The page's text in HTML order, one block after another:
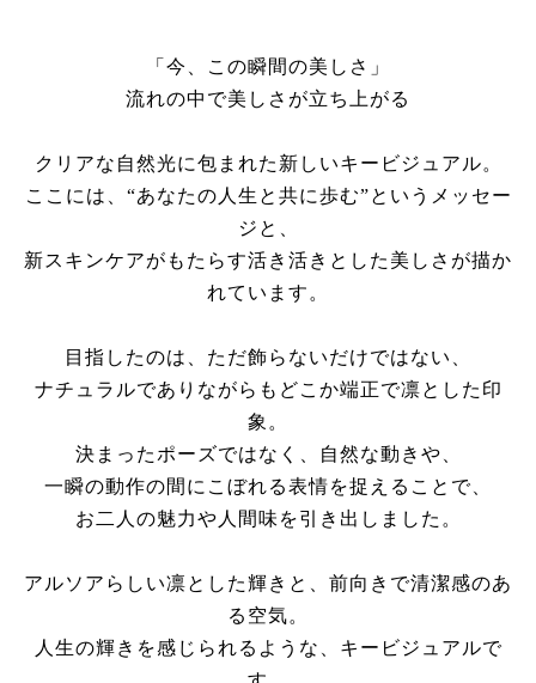
「今、この瞬間の美しさ」
流れの中で美しさが立ち上がる
クリアな自然光に包まれた新しいキービジュアル。
ここには、“あなたの人生と共に歩む”というメッセー
ジと、
新スキンケアがもたらす活き活きとした美しさが描か
れています。
目指したのは、ただ飾らないだけではない、
ナチュラルでありながらもどこか端正で凛とした印
象。
決まったポーズではなく、自然な動きや、
一瞬の動作の間にこぼれる表情を捉えることで、
お二人の魅力や人間味を引き出しました。
アルソアらしい凛とした輝きと、前向きで清潔感のあ
る空気。
人生の輝きを感じられるような、キービジュアルで